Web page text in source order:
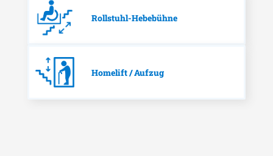
Rollstuhl-Hebebühne
Homelift / Aufzug